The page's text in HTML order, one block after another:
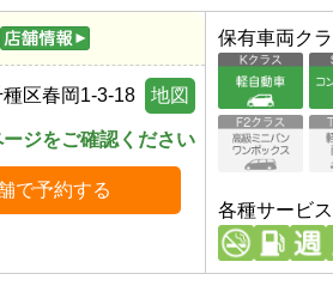
区春岡1-3-18 地図
ージをご確認ください
で予約する
保有車両ク
各種サービス